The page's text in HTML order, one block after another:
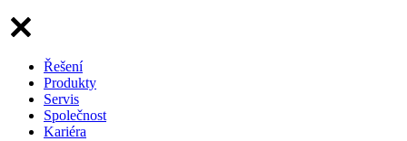
Řešení
Produkty
Servis
Společnost
Kariéra